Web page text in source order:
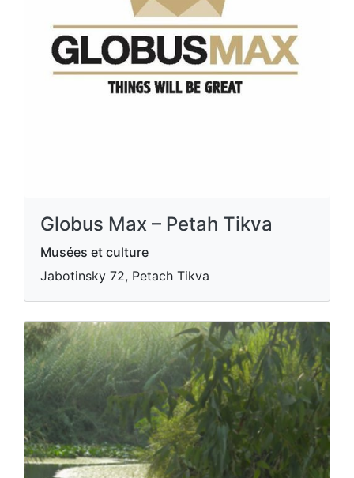
Globus Max – Petah Tikva
Musées et culture
Jabotinsky 72, Petach Tikva